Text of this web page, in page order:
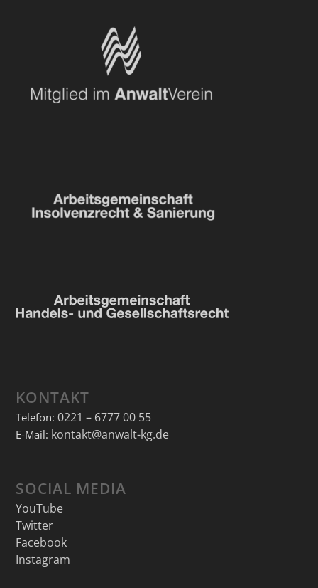
KONTAKT
Telefon: 0221 – 6777 00 55
E-Mail: kontakt@anwalt-kg.de
SOCIAL MEDIA
YouTube
Twitter
Facebook
Instagram